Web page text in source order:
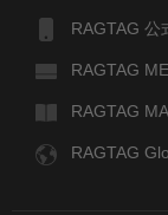
RAGTAG 公
RAGTAG
RAGTAG
RAGTAG